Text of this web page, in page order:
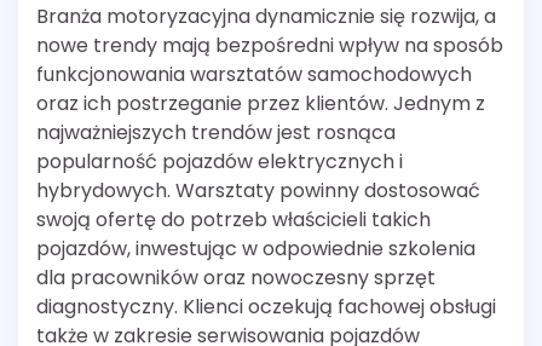
Branża motoryzacyjna dynamicznie się rozwija, a
nowe trendy mają bezpośredni wpływ na sposób
funkcjonowania warsztatów samochodowych
oraz ich postrzeganie przez klientów. Jednym z
najważniejszych trendów jest rosnąca
popularność pojazdów elektrycznych i
hybrydowych. Warsztaty powinny dostosować
swoją ofertę do potrzeb właścicieli takich
pojazdów, inwestując w odpowiednie szkolenia
dla pracowników oraz nowoczesny sprzęt
diagnostyczny. Klienci oczekują fachowej obsługi
także w zakresie serwisowania pojazdów